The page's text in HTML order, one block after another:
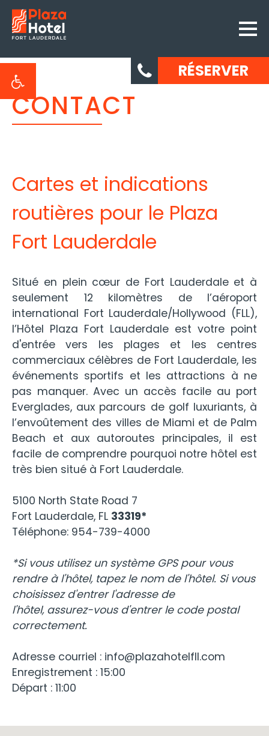
RÉSERVER
CONTACT
Cartes et indications
routières pour le Plaza
Fort Lauderdale
Situé en plein cœur de Fort Lauderdale et à
seulement 12 kilomètres de l’aéroport
international Fort Lauderdale/Hollywood (FLL),
l’Hôtel Plaza Fort Lauderdale est votre point
d'entrée vers les plages et les centres
commerciaux célèbres de Fort Lauderdale, les
événements sportifs et les attractions à ne
pas manquer. Avec un accès facile au port
Everglades, aux parcours de golf luxuriants, à
l’envoûtement des villes de Miami et de Palm
Beach et aux autoroutes principales, il est
facile de comprendre pourquoi notre hôtel est
très bien situé à Fort Lauderdale.
5100 North State Road 7
Fort Lauderdale, FL 33319*
Téléphone: 954-739-4000
*Si vous utilisez un système GPS pour vous
rendre à l'hôtel, tapez le nom de l'hôtel. Si vous
choisissez d'entrer l'adresse de
l'hôtel, assurez-vous d'entrer le code postal
correctement.
Adresse courriel : info@plazahotelfll.com
Enregistrement : 15:00
Départ : 11:00